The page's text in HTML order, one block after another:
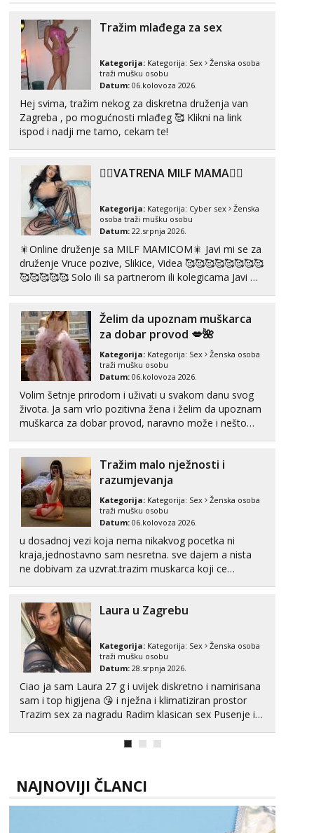
Anita
tel:0,93€ - mob:1,12€ min
Čekam tvoj poziv!
Tel:064/677-677- Kod: #123
Anđela
Čekam tvoj poziv!
064/677-677
- Kod: #142
tel:0,93€ - mob:1,12€ min
Mira
Čekam tvoj poziv!
Tel: 064/677-677- Kod: #72
Lucija
Razgovaram :)
Tel: 064/677-677 - Kod: #136
tel:0,93€ - mob:1,12€ min
Obavijesti me kada se oslobodi
Liliana
Razgovaram :)
Obavijesti me kada se oslobodi
Snježana
Razgovaram :)
Tel: 064/677-677- Kod: #119
Obavijesti me kada se oslobodi
Monika
Tel: 064/677-677- Kod: #133
tel:0,93€ - mob:1,12€ min
Alisa
Čekam tvoj poziv!
tel:0,93€ - mob:1,12€ min
Vanesa
Čekam tvoj poziv!
Anita
Čekam tvoj poziv!
Tražim mlađega za sex
Kategorija: Kategorija: Sex
Ženska osoba
traži mušku osobu
Datum: 06.kolovoza 2026.
Hej svima, tražim nekog za diskretna druženja van
Zagreba , po mogućnosti mlađeg 🥰 Klikni na link
ispod i nadji me tamo, cekam te!
❤️‍🔥VATRENA MILF MAMA❤️‍🔥
Kategorija: Kategorija: Cyber sex
Ženska
osoba traži mušku osobu
Datum: 22.srpnja 2026.
🎇Online druženje sa MILF MAMICOM🎇 Javi mi se za
druženje Vruce pozive, Slikice, Videa 🥰🥰🥰🥰🥰🥰🥰🥰
🥰🥰🥰🥰🥰 Solo ili sa partnerom ili kolegicama Javi mi
RADIM SASTANKE I DRUZENJA UZIVO🤬...
Želim da upoznam muškarca
za dobar provod 💋🌺
Kategorija: Kategorija: Sex
Ženska osoba
traži mušku osobu
Datum: 06.kolovoza 2026.
Volim šetnje prirodom i uživati u svakom danu svog
života. Ja sam vrlo pozitivna žena i želim da upoznam
muškarca za dobar provod, naravno može i nešto
Tražim malo nježnosti i
razumjevanja
Kategorija: Kategorija: Sex
Ženska osoba
traži mušku osobu
Datum: 06.kolovoza 2026.
u dosadnoj vezi koja nema nikakvog pocetka ni
kraja,jednostavno sam nesretna. sve dajem a nista
ne dobivam za uzvrat.trazim muskarca koji ce
poljupce po tijelu koji me jako pale,obozavam kad
muskar...
Laura u Zagrebu
Kategorija: Kategorija: Sex
Ženska osoba
traži mušku osobu
Datum: 28.srpnja 2026.
Ciao ja sam Laura 27 g i uvijek diskretno i namirisana
sam i top higijena 😘 i nježna i klimatiziran prostor
Trazim sex za nagradu Radim klasican sex Pusenje i
NAJNOVIJI ČLANCI